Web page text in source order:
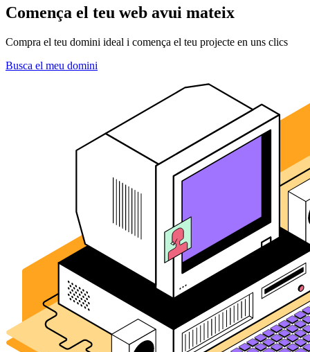
Comença el teu web avui mateix
Compra el teu domini ideal i comença el teu projecte en uns clics
Busca el meu domini